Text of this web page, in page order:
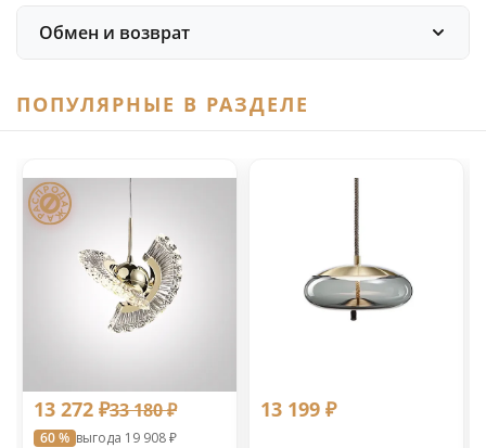
Обмен и возврат
ПОПУЛЯРНЫЕ В РАЗДЕЛЕ
13 272 ₽33 180 ₽
60 % выгода 19 908 ₽
13 199 ₽